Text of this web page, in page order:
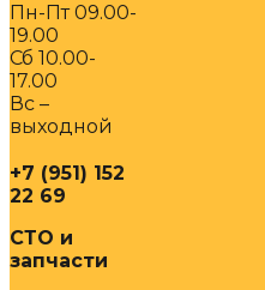
Пн-Пт 09.00-
19.00
Сб 10.00-
17.00
Вс –
выходной
+7 (951) 152
22 69
СТО и
запчасти